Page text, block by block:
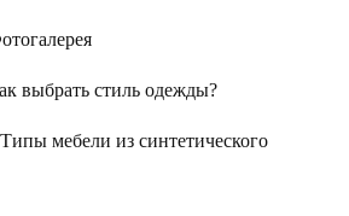
выбрать стиль одежды?
Типы мебели из синтетического